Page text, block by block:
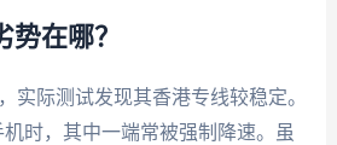
在哪？
实际测试发现其香港专线较稳定。
时，其中一端常被强制降速。虽